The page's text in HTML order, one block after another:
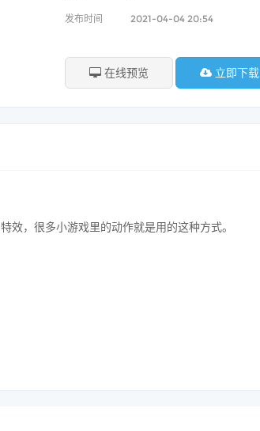
发布时间 2021-04-04 20:54
在线预览 立即下载
，很多小游戏里的动作就是用的这种方式。